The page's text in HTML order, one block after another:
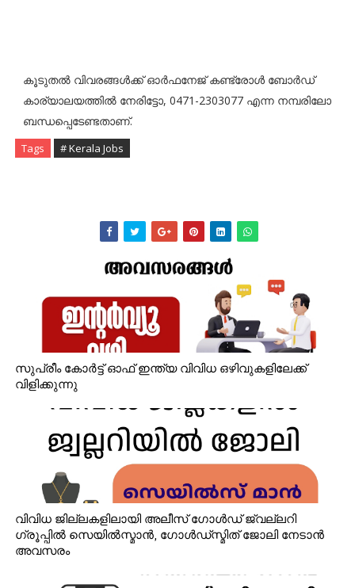
കൂടുതൽ വിവരങ്ങൾക്ക് ഓർഫനേജ് കണ്ട്രോൾ ബോർഡ്
കാര്യാലയത്തിൽ നേരിട്ടോ, 0471-2303077 എന്ന നമ്പരിലോ
ബന്ധപ്പെടേണ്ടതാണ്.
Tags # Kerala Jobs
സുപ്രീം കോർട്ട് ഓഫ് ഇന്ത്യ വിവിധ ഒഴിവുകളിലേക്ക്
വിളിക്കുന്നു
വിവിധ ജില്ലകളിലായി അലീസ് ഗോൾഡ് ജ്വല്ലറി
ഗ്രൂപ്പിൽ സെയിൽസ്മാൻ, ഗോൾഡ്‌സ്മിത് ജോലി നേടാൻ
അവസരം